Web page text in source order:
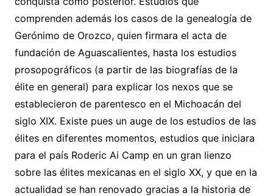
comprenden además los casos de la genealogía de
Gerónimo de Orozco, quien firmara el acta de
fundación de Aguascalientes, hasta los estudios
prosopográficos (a partir de las biografías de la
élite en general) para explicar los nexos que se
establecieron de parentesco en el Michoacán del
siglo XIX. Existe pues un auge de los estudios de las
élites en diferentes momentos, estudios que iniciara
para el país Roderic Ai Camp en un gran lienzo
sobre las élites mexicanas en el siglo XX, y que en la
actualidad se han renovado gracias a la historia de